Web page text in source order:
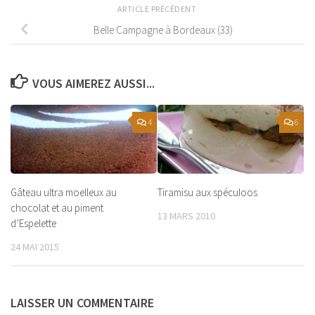
ARTICLE PRÉCÉDENT
Belle Campagne à Bordeaux (33)
VOUS AIMEREZ AUSSI...
4
Gâteau ultra moelleux au
chocolat et au piment
d’Espelette
24 MAI 2015
6
Tiramisu aux spéculoos
13 MARS 2010
LAISSER UN COMMENTAIRE